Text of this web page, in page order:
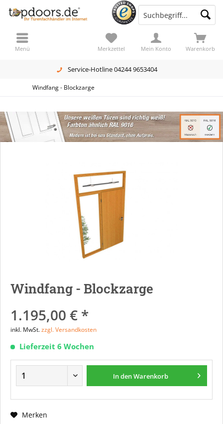
Service-Hotline 04244 9653404
Warenkorb
Merkzettel Mein Konto
Menü
Windfang - Blockzarge
Windfang - Blockzarge
1.195,00 € *
inkl. MwSt.zzgl. Versandkosten
Lieferzeit 6 Wochen
In denWarenkorb
Merken